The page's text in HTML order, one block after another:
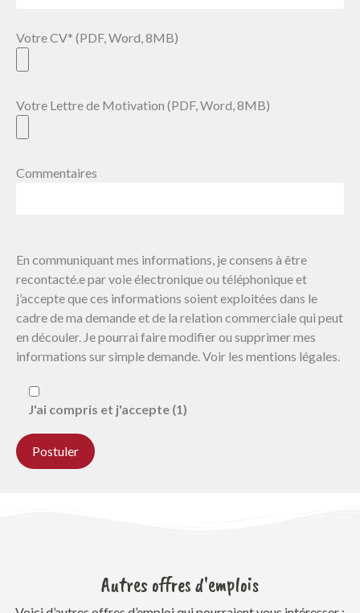
Votre CV* (PDF, Word, 8MB)
Votre Lettre de Motivation (PDF, Word, 8MB)
Commentaires
En communiquant mes informations, je consens à être
recontacté.e par voie électronique ou téléphonique et
j’accepte que ces informations soient exploitées dans le
cadre de ma demande et de la relation commerciale qui peut
en découler. Je pourrai faire modifier ou supprimer mes
informations sur simple demande. Voir les mentions légales.
J'ai compris et j'accepte (1)
Autres offres d'emplois